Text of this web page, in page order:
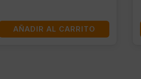
AÑADIR AL CARRITO